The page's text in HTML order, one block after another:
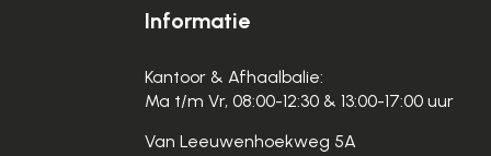
Informatie
Kantoor & Afhaalbalie:
Ma t/m Vr, 08:00-12:30 & 13:00-17:00 uur
Van Leeuwenhoekweg 5A